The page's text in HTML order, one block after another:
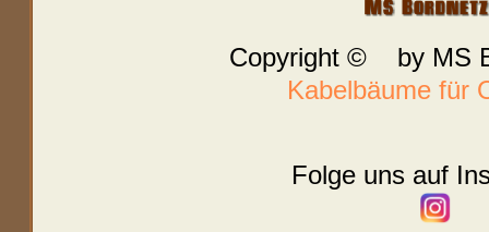
Copyright © by MS
Kabelbäume für
Folge uns auf